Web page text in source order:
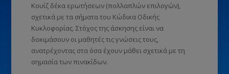
Κουίζ δέκα ερωτήσεων (πολλαπλών επιλογών),
σχετικά με τα σήματα του Κώδικα Οδικής
Κυκλοφορίας. Στόχος της άσκησης είναι να
δοκιμάσουν οι μαθητές τις γνώσεις τους,
ανατρέχοντας στα όσα έχουν μάθει σχετικά με τη
σημασία των πινακίδων.